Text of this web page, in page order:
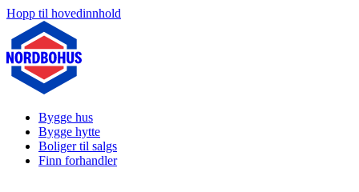
Hopp til hovedinnhold
Bygge hus
Bygge hytte
Boliger til salgs
Finn forhandler